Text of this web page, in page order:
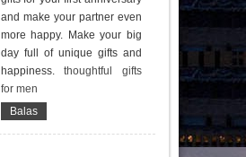
and make your partner even
more happy. Make your big
day full of unique gifts and
happiness. thoughtful gifts
for men
Balas